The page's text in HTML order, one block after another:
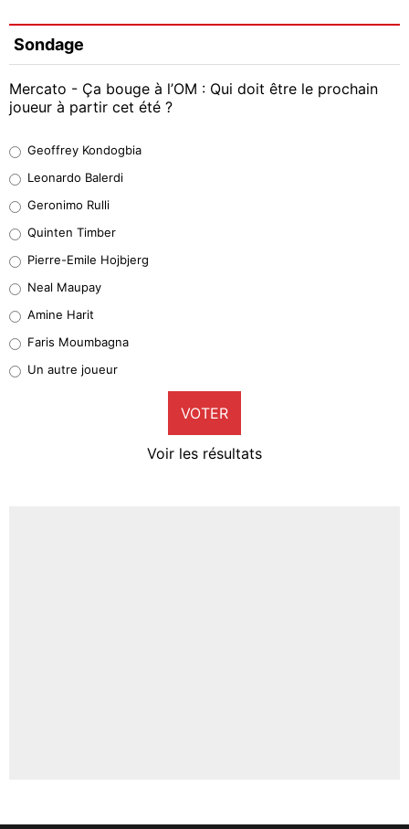
Sondage
Mercato - Ça bouge à l’OM : Qui doit être le prochain
joueur à partir cet été ?
38%
32%
5%
1%
9%
Geoffrey Kondogbia
Leonardo Balerdi
Geronimo Rulli
Quinten Timber
Pierre-Emile Hojbjerg
Neal Maupay
Amine Harit
Faris Moumbagna
Un autre joueur
VOTER
Voir les résultats